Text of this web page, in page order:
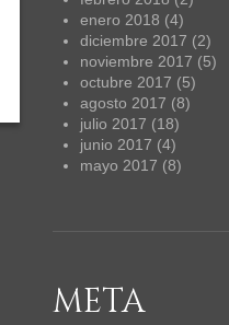
enero 2018 (4)
diciembre 2017 (2)
noviembre 2017 (5)
octubre 2017 (5)
agosto 2017 (8)
julio 2017 (18)
junio 2017 (4)
mayo 2017 (8)
META